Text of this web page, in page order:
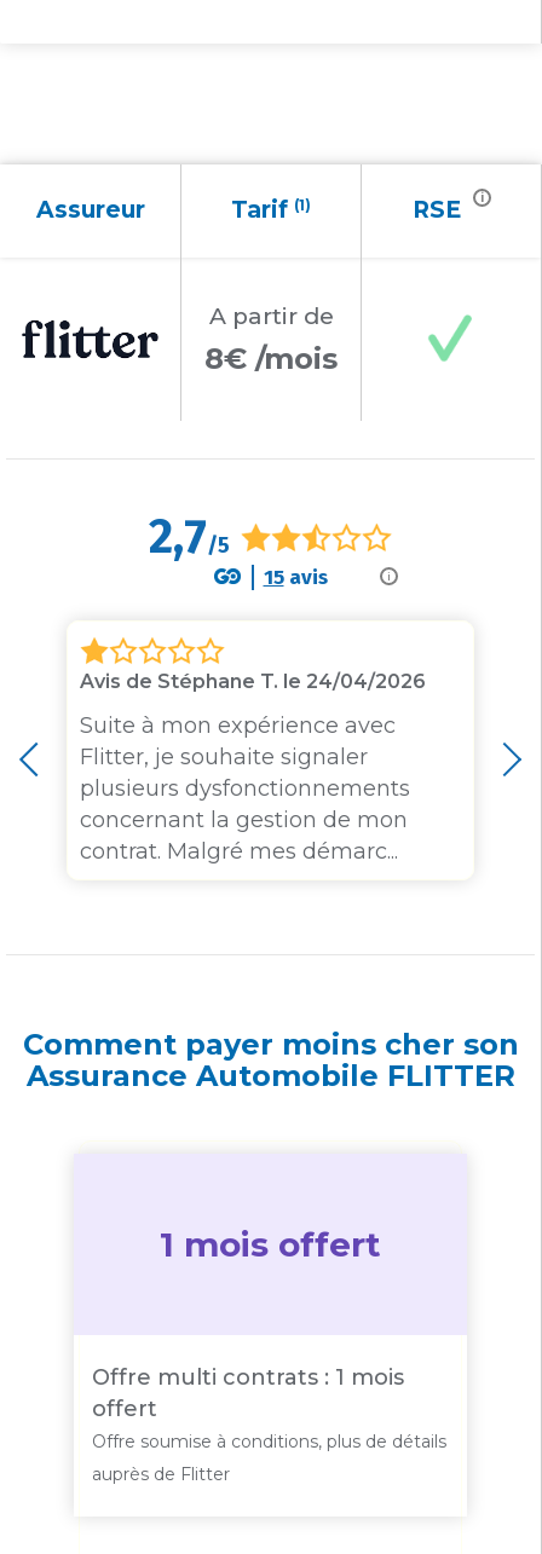
Assureur Tarif (1) RSE i
A partir de
8€ /mois
i
2,7/5
15avis
Avis de Stéphane T. le 24/04/2026
Suite à mon expérience avec
Flitter, je souhaite signaler
plusieurs dysfonctionnements
concernant la gestion de mon
contrat. Malgré mes démarc...
Comment payer moins cher son
Assurance Automobile FLITTER
1 mois offert
Offre multi contrats : 1 mois
offert
Offre soumise à conditions, plus de détails
auprès de Flitter